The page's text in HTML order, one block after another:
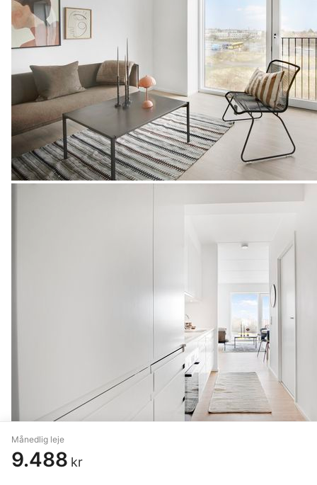
Månedlig leje
9.488 kr